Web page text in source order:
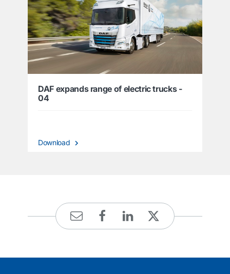
DAF expands range of electric trucks -
04
Download